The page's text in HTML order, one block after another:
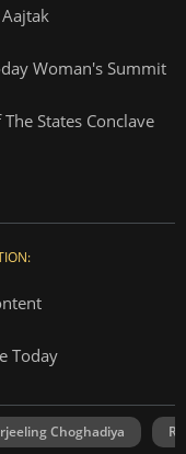
Woman's Summit
The States Conclave
Today
Choghadiya